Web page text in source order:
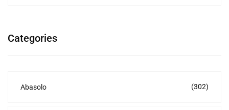
Categories
Abasolo (302)